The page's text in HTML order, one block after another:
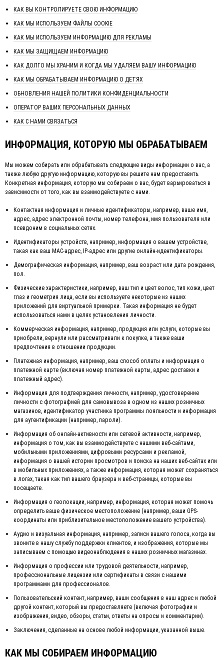
КАК ВЫ КОНТРОЛИРУЕТЕ СВОЮ ИНФОРМАЦИЮ
КАК МЫ ИСПОЛЬЗУЕМ ФАЙЛЫ COOKIE
КАК МЫ ИСПОЛЬЗУЕМ ИНФОРМАЦИЮ ДЛЯ РЕКЛАМЫ
КАК МЫ ЗАЩИЩАЕМ ИНФОРМАЦИЮ
КАК ДОЛГО МЫ ХРАНИМ И КОГДА МЫ УДАЛЯЕМ ВАШУ ИНФОРМАЦИЮ
КАК МЫ ОБРАБАТЫВАЕМ ИНФОРМАЦИЮ О ДЕТЯХ
ОБНОВЛЕНИЯ НАШЕЙ ПОЛИТИКИ КОНФИДЕНЦИАЛЬНОСТИ
ОПЕРАТОР ВАШИХ ПЕРСОНАЛЬНЫХ ДАННЫХ
КАК С НАМИ СВЯЗАТЬСЯ
ИНФОРМАЦИЯ, КОТОРУЮ МЫ ОБРАБАТЫВАЕМ
Мы можем собирать или обрабатывать следующие виды информации о вас, а
также любую другую информацию, которую вы решите нам предоставить.
Конкретная информация, которую мы собираем о вас, будет варьироваться в
зависимости от того, как вы взаимодействуете с нами.
Контактная информация и личные идентификаторы, например, ваше имя,
адрес, адрес электронной почты, номер телефона, имя пользователя или
псевдоним в социальных сетях.
Идентификаторы устройств, например, информация о вашем устройстве,
такая как ваш MAC-адрес, IP-адрес или другие онлайн-идентификаторы.
Демографическая информация, например, ваш возраст или дата рождения,
пол.
Физические характеристики, например, ваш тип и цвет волос, тип кожи, цвет
глаз и геометрия лица, если вы используете некоторые из наших
приложений для виртуальной примерки. Такая информация не будет
использоваться нами в целях установления личности.
Коммерческая информация, например, продукция или услуги, которые вы
приобрели, вернули или рассматривали к покупке, а также ваши
предпочтения в отношении продукции.
Платежная информация, например, ваш способ оплаты и информация о
платежной карте (включая номер платежной карты, адрес доставки и
платежный адрес).
Информация для подтверждения личности, например, удостоверение
личности с фотографией для самовывоза в одном из наших розничных
магазинов, идентификатор участника программы лояльности и информация
для аутентификации (например, пароли).
Информация об онлайн-активности или сетевой активности, например,
информация о том, как вы взаимодействуете с нашими веб-сайтами,
мобильными приложениями, цифровыми ресурсами и рекламой,
информация о вашей истории просмотров и поиска на наших веб-сайтах или
в мобильных приложениях, а также информация, которая может сохраняться
в логах, такая как тип вашего браузера и веб-страницы, которые вы
посещаете.
Информация о геолокации, например, информация, которая может помочь
определить ваше физическое местоположение (например, ваши GPS-
координаты или приблизительное местоположение вашего устройства).
Аудио и визуальная информация, например, записи вашего голоса, когда вы
звоните в нашу службу поддержки клиентов, и изображения, которые мы
записываем с помощью видеонаблюдения в наших розничных магазинах.
Информация о профессии или трудовой деятельности, например,
профессиональные лицензии или сертификаты в связи с нашими
программами для профессионалов.
Пользовательский контент, например, ваши сообщения в наш адрес и любой
другой контент, который вы предоставляете (включая фотографии и
изображения, видео, обзоры, статьи, ответы на опросы и комментарии).
Заключения, сделанные на основе любой информации, указанной выше.
КАК МЫ СОБИРАЕМ ИНФОРМАЦИЮ